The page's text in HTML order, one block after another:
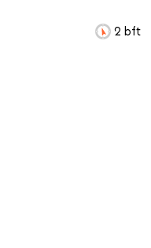
2 bft